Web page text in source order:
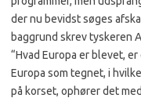
der nu bevidst søges
baggrund skrev tyskeren
“Hvad Europa er blevet,
Europa som tegnet, i
på korset, ophører det